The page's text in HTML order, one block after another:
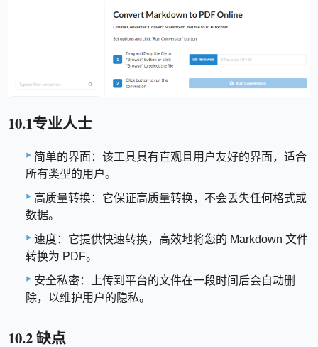
10.1专业人士
简单的界面：该工具具有直观且用户友好的界面，适合
所有类型的用户。
高质量转换：它保证高质量转换，不会丢失任何格式或
数据。
速度：它提供快速转换，高效地将您的 Markdown 文件
转换为 PDF。
安全私密：上传到平台的文件在一段时间后会自动删
除，以维护用户的隐私。
10.2 缺点